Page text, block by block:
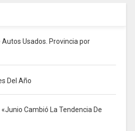
Autos Usados. Provincia por
Del Año
Cambió La Tendencia De